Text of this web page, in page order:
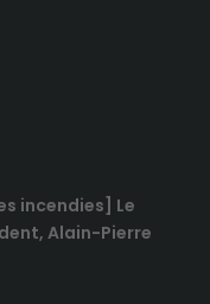
incendies] Le
Alain-Pierre